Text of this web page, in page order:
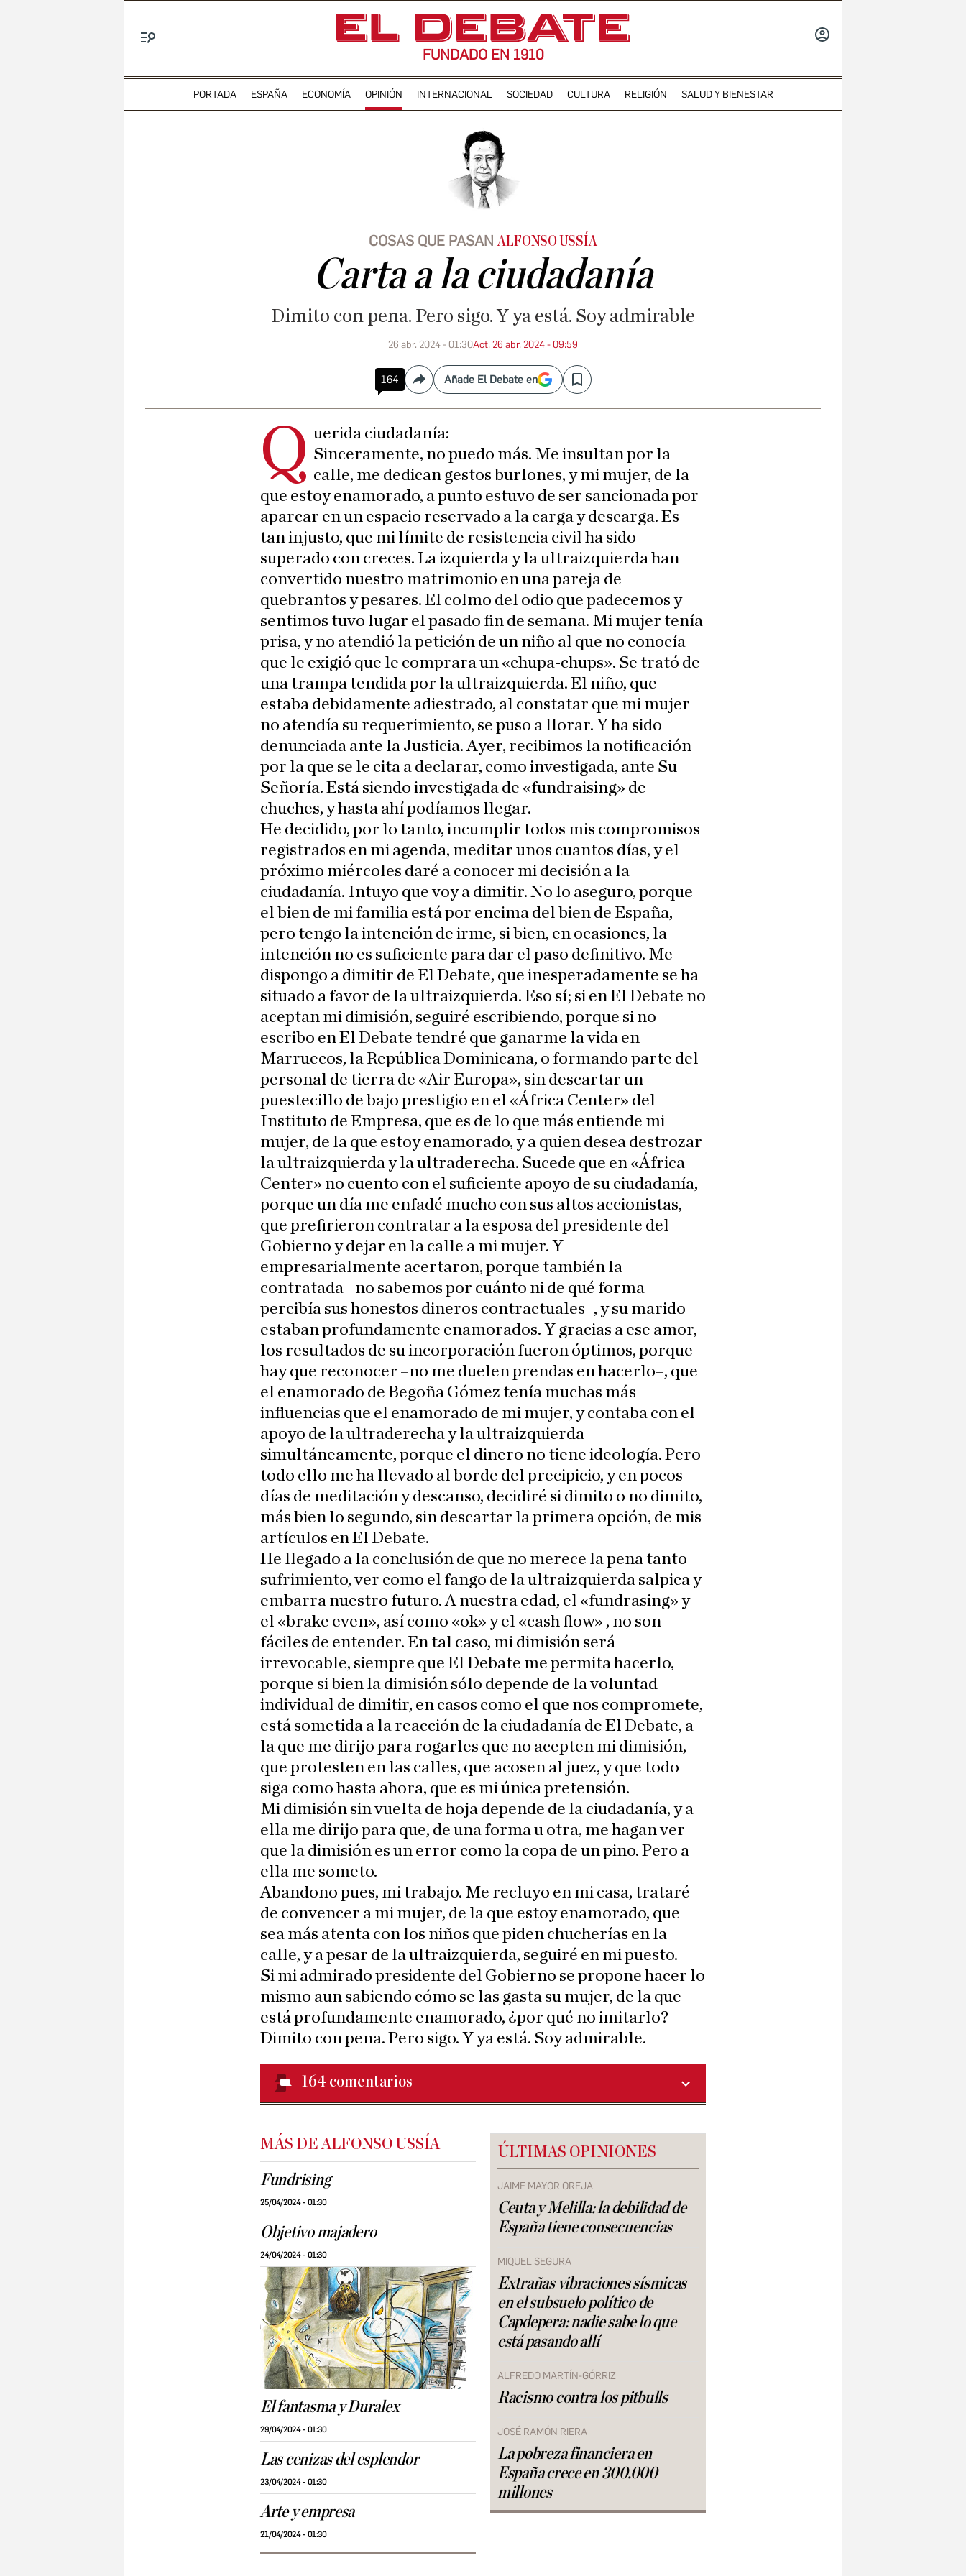
FUNDADO EN 1910
PORTADA ESPAÑA ECONOMÍA OPINIÓN INTERNACIONAL SOCIEDAD CULTURA RELIGIÓN SALUD Y BIENESTAR
COSAS QUE PASAN ALFONSO USSÍA
Carta a la ciudadanía
Dimito con pena. Pero sigo. Y ya está. Soy admirable
26 abr. 2024 - 01:30Act. 26 abr. 2024 - 09:59
164 CompartirAñade El Debate en Save
Q uerida ciudadanía:
Sinceramente, no puedo más. Me insultan por la
calle, me dedican gestos burlones, y mi mujer, de la
que estoy enamorado, a punto estuvo de ser sancionada por
aparcar en un espacio reservado a la carga y descarga. Es
tan injusto, que mi límite de resistencia civil ha sido
superado con creces. La izquierda y la ultraizquierda han
convertido nuestro matrimonio en una pareja de
quebrantos y pesares. El colmo del odio que padecemos y
sentimos tuvo lugar el pasado fin de semana. Mi mujer tenía
prisa, y no atendió la petición de un niño al que no conocía
que le exigió que le comprara un «chupa-chups». Se trató de
una trampa tendida por la ultraizquierda. El niño, que
estaba debidamente adiestrado, al constatar que mi mujer
no atendía su requerimiento, se puso a llorar. Y ha sido
denunciada ante la Justicia. Ayer, recibimos la notificación
por la que se le cita a declarar, como investigada, ante Su
Señoría. Está siendo investigada de «fundraising» de
chuches, y hasta ahí podíamos llegar.
He decidido, por lo tanto, incumplir todos mis compromisos
registrados en mi agenda, meditar unos cuantos días, y el
próximo miércoles daré a conocer mi decisión a la
ciudadanía. Intuyo que voy a dimitir. No lo aseguro, porque
el bien de mi familia está por encima del bien de España,
pero tengo la intención de irme, si bien, en ocasiones, la
intención no es suficiente para dar el paso definitivo. Me
dispongo a dimitir de El Debate, que inesperadamente se ha
situado a favor de la ultraizquierda. Eso sí; si en El Debate no
aceptan mi dimisión, seguiré escribiendo, porque si no
escribo en El Debate tendré que ganarme la vida en
Marruecos, la República Dominicana, o formando parte del
personal de tierra de «Air Europa», sin descartar un
puestecillo de bajo prestigio en el «África Center» del
Instituto de Empresa, que es de lo que más entiende mi
mujer, de la que estoy enamorado, y a quien desea destrozar
la ultraizquierda y la ultraderecha. Sucede que en «África
Center» no cuento con el suficiente apoyo de su ciudadanía,
porque un día me enfadé mucho con sus altos accionistas,
que prefirieron contratar a la esposa del presidente del
Gobierno y dejar en la calle a mi mujer. Y
empresarialmente acertaron, porque también la
contratada –no sabemos por cuánto ni de qué forma
percibía sus honestos dineros contractuales–, y su marido
estaban profundamente enamorados. Y gracias a ese amor,
los resultados de su incorporación fueron óptimos, porque
hay que reconocer –no me duelen prendas en hacerlo–, que
el enamorado de Begoña Gómez tenía muchas más
influencias que el enamorado de mi mujer, y contaba con el
apoyo de la ultraderecha y la ultraizquierda
simultáneamente, porque el dinero no tiene ideología. Pero
todo ello me ha llevado al borde del precipicio, y en pocos
días de meditación y descanso, decidiré si dimito o no dimito,
más bien lo segundo, sin descartar la primera opción, de mis
artículos en El Debate.
He llegado a la conclusión de que no merece la pena tanto
sufrimiento, ver como el fango de la ultraizquierda salpica y
embarra nuestro futuro. A nuestra edad, el «fundrasing» y
el «brake even», así como «ok» y el «cash flow» , no son
fáciles de entender. En tal caso, mi dimisión será
irrevocable, siempre que El Debate me permita hacerlo,
porque si bien la dimisión sólo depende de la voluntad
individual de dimitir, en casos como el que nos compromete,
está sometida a la reacción de la ciudadanía de El Debate, a
la que me dirijo para rogarles que no acepten mi dimisión,
que protesten en las calles, que acosen al juez, y que todo
siga como hasta ahora, que es mi única pretensión.
Mi dimisión sin vuelta de hoja depende de la ciudadanía, y a
ella me dirijo para que, de una forma u otra, me hagan ver
que la dimisión es un error como la copa de un pino. Pero a
ella me someto.
Abandono pues, mi trabajo. Me recluyo en mi casa, trataré
de convencer a mi mujer, de la que estoy enamorado, que
sea más atenta con los niños que piden chucherías en la
calle, y a pesar de la ultraizquierda, seguiré en mi puesto.
Si mi admirado presidente del Gobierno se propone hacer lo
mismo aun sabiendo cómo se las gasta su mujer, de la que
está profundamente enamorado, ¿por qué no imitarlo?
Dimito con pena. Pero sigo. Y ya está. Soy admirable.
164 comentarios
MÁS DE ALFONSO USSÍA
Fundrising
25/04/2024 - 01:30
Objetivo majadero
24/04/2024 - 01:30
El fantasma y Duralex
29/04/2024 - 01:30
Las cenizas del esplendor
23/04/2024 - 01:30
Arte y empresa
21/04/2024 - 01:30
ÚLTIMAS OPINIONES
JAIME MAYOR OREJA
Ceuta y Melilla: la debilidad de
España tiene consecuencias
MIQUEL SEGURA
Extrañas vibraciones sísmicas
en el subsuelo político de
Capdepera: nadie sabe lo que
está pasando allí
ALFREDO MARTÍN-GÓRRIZ
Racismo contra los pitbulls
JOSÉ RAMÓN RIERA
La pobreza financiera en
España crece en 300.000
millones